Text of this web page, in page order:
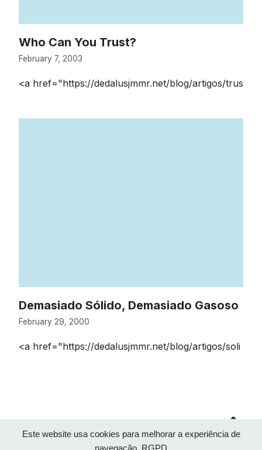
Este website usa cookies para melhorar a experiência de
Who Can You Trust?
February 7, 2003
<a href="https://dedalusjmmr.net/blog/artigos/trus
Demasiado Sólido, Demasiado Gasoso
February 29, 2000
<a href="https://dedalusjmmr.net/blog/artigos/soli
to
top